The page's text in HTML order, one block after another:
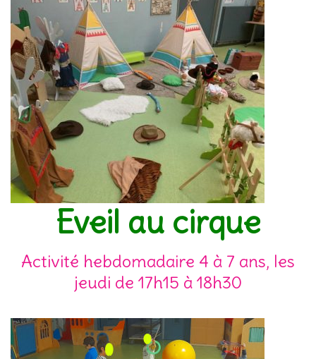
Eveil au cirque
Activité hebdomadaire 4 à 7 ans, les
jeudi de 17h15 à 18h30